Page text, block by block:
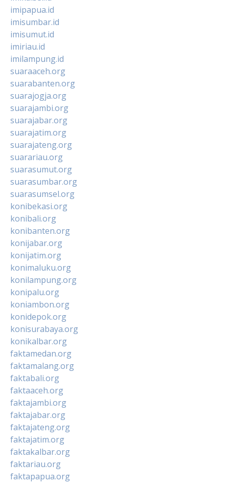
imipapua.id
imisumbar.id
imisumut.id
imiriau.id
imilampung.id
suaraaceh.org
suarabanten.org
suarajogja.org
suarajambi.org
suarajabar.org
suarajatim.org
suarajateng.org
suarariau.org
suarasumut.org
suarasumbar.org
suarasumsel.org
konibekasi.org
konibali.org
konibanten.org
konijabar.org
konijatim.org
konimaluku.org
konilampung.org
konipalu.org
koniambon.org
konidepok.org
konisurabaya.org
konikalbar.org
faktamedan.org
faktamalang.org
faktabali.org
faktaaceh.org
faktajambi.org
faktajabar.org
faktajateng.org
faktajatim.org
faktakalbar.org
faktariau.org
faktapapua.org